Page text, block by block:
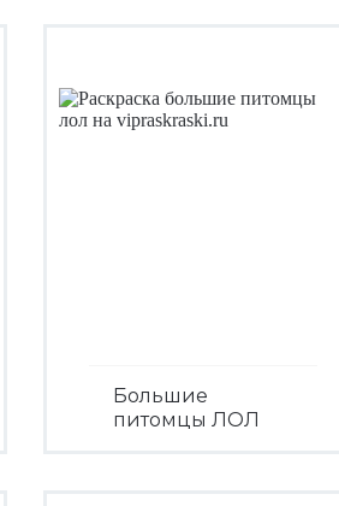
Большие
питомцы ЛОЛ